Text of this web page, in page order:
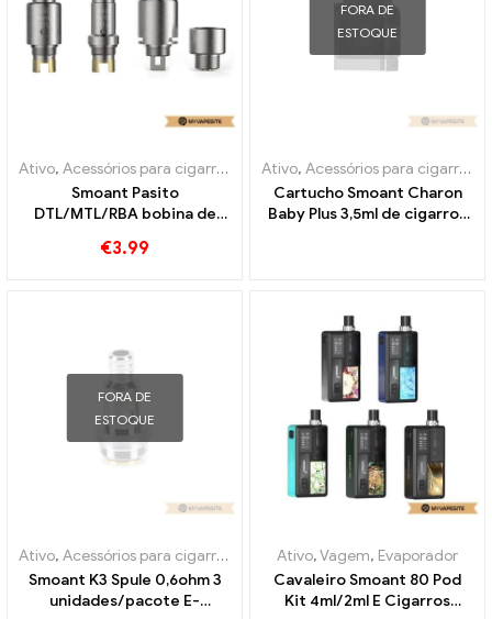
Ativo, Acessórios para cigarros eletrônicos ,Evaporador
Smoant Pasito
DTL/MTL/RBA bobina de
atacado丨Personalizado
€3.99
FORA DE
ESTOQUE
Ativo, Acessórios para cigarros eletrônicos
Cartucho Smoant Charon
Baby Plus 3,5ml de cigarros
FORA DE
ESTOQUE
Ativo, Acessórios para cigarros eletrônicos ,Evaporador
Smoant K3 Spule 0,6ohm 3
unidades/pacote E-
Ativo,Vagem, Evaporador
Cavaleiro Smoant 80 Pod
Kit 4ml/2ml E Cigarros